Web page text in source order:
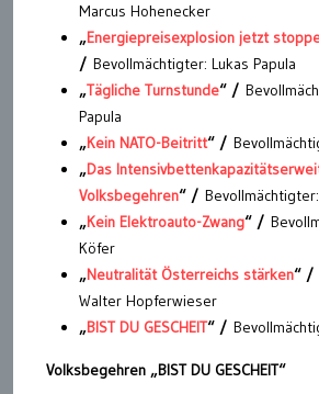
Marcus Hohenecker
„Energiepreisexplosion jetzt
/ Bevollmächtigter: Lukas Papula
„Tägliche Turnstunde“ /
Papula
„Kein NATO-Beitritt“ /
„Das
Volksbegehren“ /
„Kein Elektroauto-Zwang“ /
Köfer
„Neutralität Österreichs stärken“ /
Walter Hopferwieser
„BIST DU GESCHEIT“ /
Volksbegehren „BIST DU GESCHEIT“